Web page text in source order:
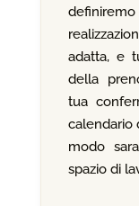
adatta, e
della
tua
calendario
modo
spazio di